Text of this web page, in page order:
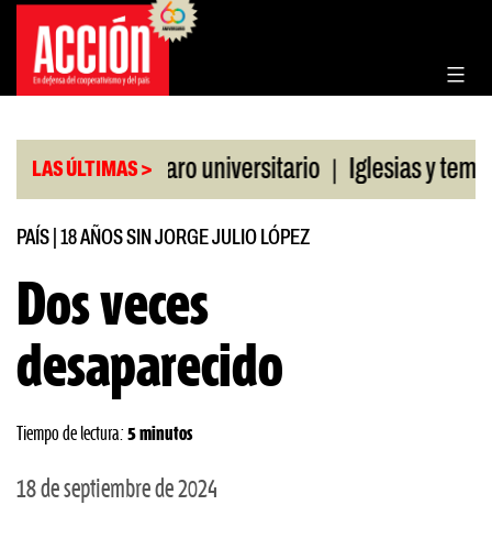
Saltar
contenido
LAS ÚLTIMAS >
CGT al paro universitario | Iglesias y templos
PAÍS 18 AÑOS SIN JORGE JULIO LÓPEZ
Dos veces
desaparecido
Tiempo de lectura: 5 minutos
18 de septiembre de 2024